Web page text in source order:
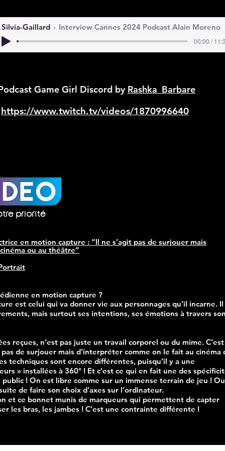
Silvia-Gaillard Interview Cannes 2024 Podcast Alain Moreno
00:00 /
Game Girl Discord by Rashka_Barbare
https://www.twitch.tv/videos/1870996640
en motion capture : “Il ne s’agit pas de surjouer mais
ou au théâtre”
en motion capture ?
est celui qui va donner vie aux personnages qu’il incarne. Il
mais surtout ses intentions, ses émotions à travers
reçues, n’est pas juste un travail corporel ou du mime. C’est
de surjouer mais d’interpréter comme on le fait au cinéma
techniques sont encore différentes, puisqu’il y a une
» installées à 360° ! Et c’est ce qui en fait une des
public ! On est libre comme sur un immense terrain de jeu ! Ou
de faire son choix d’axes sur l’ordinateur.
et ce bonnet munis de marqueurs qui permettent de capter
les bras, les jambes ! C’est une contrainte différente !